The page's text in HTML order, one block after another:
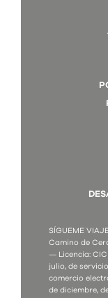
SÍGUEME
Camino de
— Licencia:
julio, de
comercio
de diciembre,